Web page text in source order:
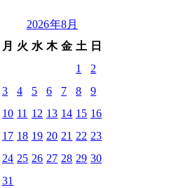
2026年8月
月 火 水 木 金 土 日
1
2
3
4 5 6 7 8
9
10 11 12 13 14 15 16
17 18 19 20 21 22 23
24 25 26 27 28 29 30
31